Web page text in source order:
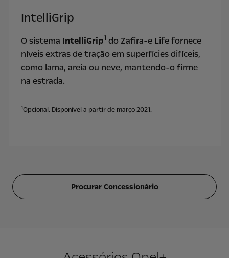
IntelliGrip
O sistema IntelliGrip1do Zafira-e Life fornece
níveis extras de tração em superfícies difíceis,
como lama, areia ou neve, mantendo-o firme
na estrada.
1Opcional. Disponível a partir de março 2021.
Procurar Concessionário